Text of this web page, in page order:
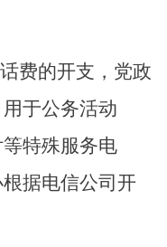
费的开支， 党政
于公务活动
特殊服务电
据电信公司开